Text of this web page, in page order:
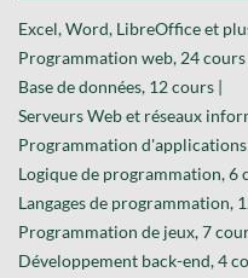
Excel, Word, LibreOffice et
Programmation web, 24 cours |
Base de données, 12 cours |
Serveurs Web et réseaux
Programmation d'applications
Logique de programmation, 6
Langages de programmation,
Programmation de jeux, 7
Développement back-end, 4